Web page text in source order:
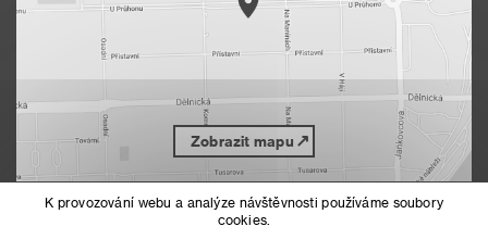
Zobrazit mapu
K provozování webu a analýze návštěvnosti používáme soubory
cookies.